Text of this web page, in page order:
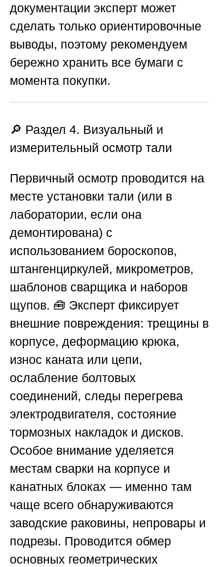
документации эксперт может
сделать только ориентировочные
выводы, поэтому рекомендуем
бережно хранить все бумаги с
момента покупки.
🔎 Раздел 4. Визуальный и
измерительный осмотр тали
Первичный осмотр проводится на
месте установки тали (или в
лаборатории, если она
демонтирована) с
использованием бороскопов,
штангенциркулей, микрометров,
шаблонов сварщика и наборов
щупов. 🧰 Эксперт фиксирует
внешние повреждения: трещины в
корпусе, деформацию крюка,
износ каната или цепи,
ослабление болтовых
соединений, следы перегрева
электродвигателя, состояние
тормозных накладок и дисков.
Особое внимание уделяется
местам сварки на корпусе и
канатных блоках — именно там
чаще всего обнаруживаются
заводские раковины, непровары и
подрезы. Проводится обмер
основных геометрических